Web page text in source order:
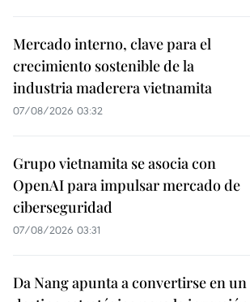
Mercado interno, clave para el
crecimiento sostenible de la
industria maderera vietnamita
07/08/2026 03:32
Grupo vietnamita se asocia con
OpenAI para impulsar mercado de
ciberseguridad
07/08/2026 03:31
Da Nang apunta a convertirse en un